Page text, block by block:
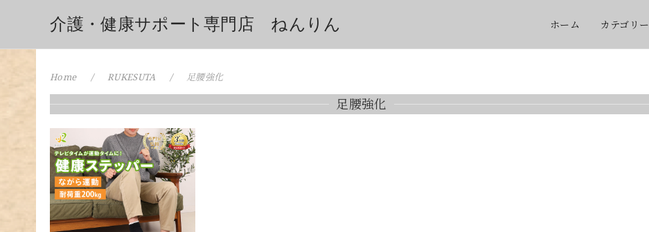
介護・健康サポート専門店 ねんりん ホーム カテゴリー
Home RUKESUTA 足腰強化
足腰強化